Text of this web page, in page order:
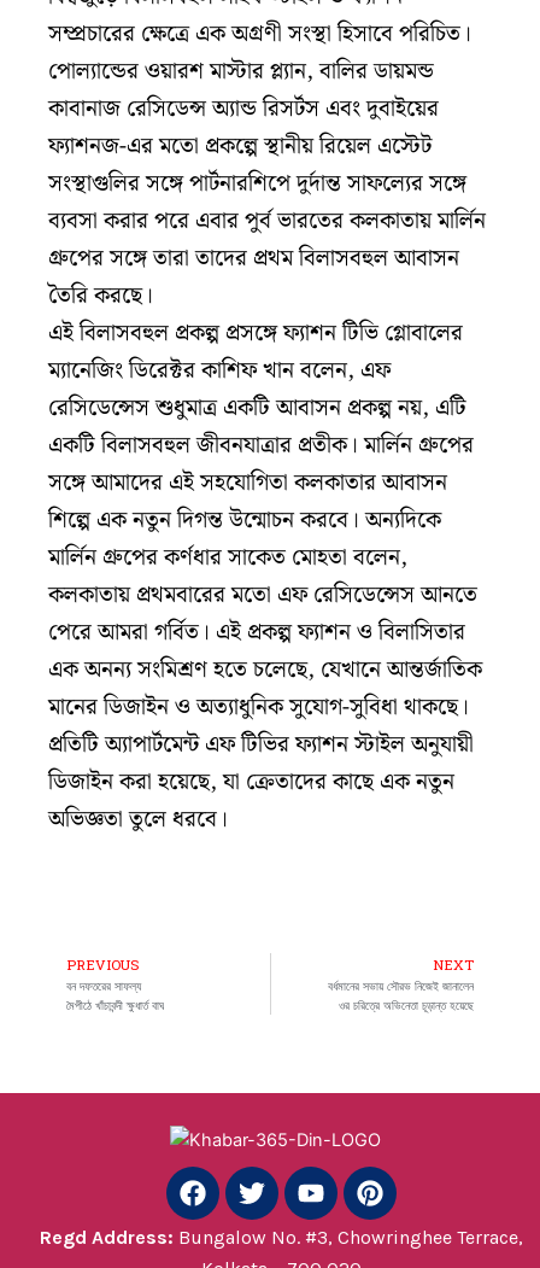
সম্প্রচারের ক্ষেত্রে এক অগ্রণী সংস্থা হিসাবে পরিচিত।
পোল্যান্ডের ওয়ারশ মাস্টার প্ল্যান, বালির ডায়মন্ড
কাবানাজ রেসিডেন্স অ্যান্ড রিসর্টস এবং দুবাইয়ের
ফ্যাশনজ-এর মতো প্রকল্পে স্থানীয় রিয়েল এস্টেট
সংস্থাগুলির সঙ্গে পার্টনারশিপে দুর্দান্ত সাফল্যের সঙ্গে
ব্যবসা করার পরে এবার পুর্ব ভারতের কলকাতায় মার্লিন
গ্রুপের সঙ্গে তারা তাদের প্রথম বিলাসবহুল আবাসন
তৈরি করছে।
এই বিলাসবহুল প্রকল্প প্রসঙ্গে ফ্যাশন টিভি গ্লোবালের
ম্যানেজিং ডিরেক্টর কাশিফ খান বলেন, এফ
রেসিডেন্সেস শুধুমাত্র একটি আবাসন প্রকল্প নয়, এটি
একটি বিলাসবহুল জীবনযাত্রার প্রতীক। মার্লিন গ্রুপের
সঙ্গে আমাদের এই সহযোগিতা কলকাতার আবাসন
শিল্পে এক নতুন দিগন্ত উন্মোচন করবে। অন্যদিকে
মার্লিন গ্রুপের কর্ণধার সাকেত মোহতা বলেন,
কলকাতায় প্রথমবারের মতো এফ রেসিডেন্সেস আনতে
পেরে আমরা গর্বিত। এই প্রকল্প ফ্যাশন ও বিলাসিতার
এক অনন্য সংমিশ্রণ হতে চলেছে, যেখানে আন্তর্জাতিক
মানের ডিজাইন ও অত্যাধুনিক সুযোগ-সুবিধা থাকছে।
প্রতিটি অ্যাপার্টমেন্ট এফ টিভির ফ্যাশন স্টাইল অনুযায়ী
ডিজাইন করা হয়েছে, যা ক্রেতাদের কাছে এক নতুন
অভিজ্ঞতা তুলে ধরবে।
Prev
PREVIOUS
বন দফতরের সাফল্য
মৈপীঠে খাঁচাবন্দী ক্ষুধার্ত বাঘ
NEXT
বর্ধমানের সভায় সৌরভ নিজেই জানালেন
ওর চরিত্রে অভিনেতা চূড়ান্ত হয়েছে
F
a
c
e
T
w
i
t
Y
o
u
t
P
i
n
Regd Address: Bungalow No. #3, Chowringhee Terrace,